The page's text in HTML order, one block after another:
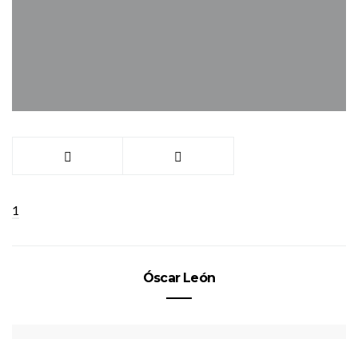
1
Óscar León